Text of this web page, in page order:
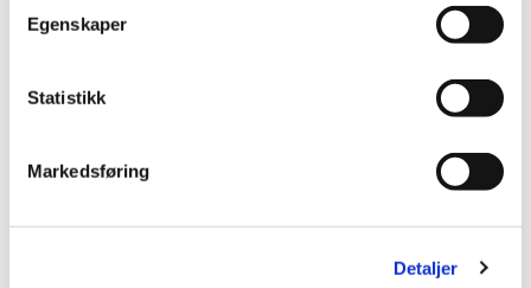
Egenskaper
Statistikk
Markedsføring
Detaljer
Norges G18
2.-11. juni.
07.06. Kroatia–Norge kl. 18.00